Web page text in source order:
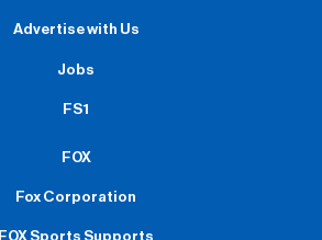
Advertise with Us
Jobs
FS1
FOX
Fox Corporation